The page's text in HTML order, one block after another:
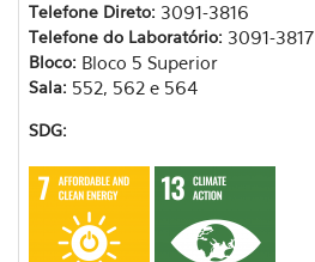
Telefone Direto: 3091-3816
Telefone do Laboratório: 3091-3817
Bloco: Bloco 5 Superior
Sala: 552, 562 e 564
SDG: